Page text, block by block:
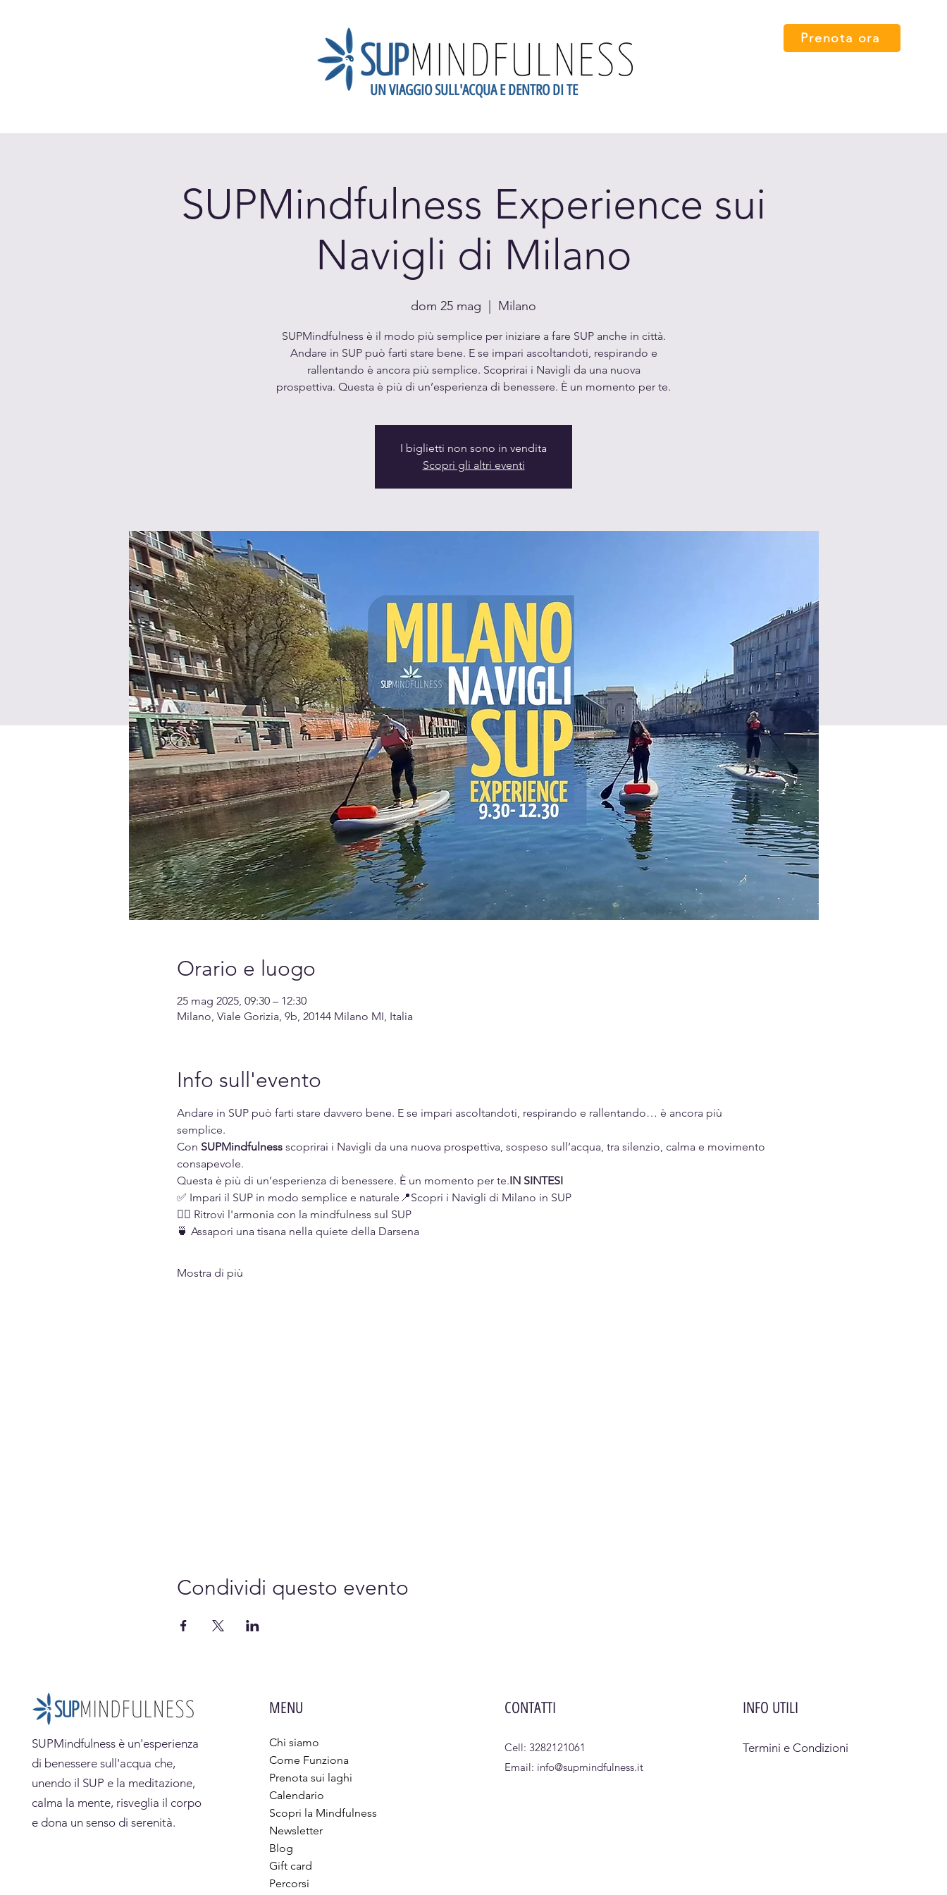
UN VIAGGIO SULL'ACQUA E DENTRO DI TE
Prenota ora
SUPMindfulness Experience sui
Navigli di Milano
dom 25 mag Milano
SUPMindfulness è il modo più semplice per iniziare a fare SUP anche in città.
Andare in SUP può farti stare bene. E se impari ascoltandoti, respirando e
rallentando è ancora più semplice. Scoprirai i Navigli da una nuova
prospettiva. Questa è più di un’esperienza di benessere. È un momento per te.
I biglietti non sono in vendita
Scopri gli altri eventi
Orario e luogo
25 mag 2025, 09:30 – 12:30
Milano, Viale Gorizia, 9b, 20144 Milano MI, Italia
Info sull'evento
Andare in SUP può farti stare davvero bene. E se impari ascoltandoti, respirando e rallentando… è ancora più
semplice.
Con SUPMindfulness scoprirai i Navigli da una nuova prospettiva, sospeso sull’acqua, tra silenzio, calma e movimento
consapevole.
Questa è più di un’esperienza di benessere. È un momento per te.IN SINTESI
✅ Impari il SUP in modo semplice e naturale📍Scopri i Navigli di Milano in SUP
🧘‍♀️ Ritrovi l'armonia con la mindfulness sul SUP
🍵 Assapori una tisana nella quiete della Darsena
Mostra di più
Condividi questo evento
SUPMindfulness è un'esperienza
di benessere sull'acqua che,
unendo il SUP e la meditazione,
calma la mente, risveglia il corpo
e dona un senso di serenità.
MENU
Chi siamo
Come Funziona
Prenota sui laghi
Calendario
Scopri la Mindfulness
Newsletter
Blog
Gift card
Percorsi
CONTATTI
Cell: 3282121061
Email: info@supmindfulness.it
INFO UTILI
Termini e Condizioni